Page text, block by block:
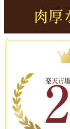
肉厚
楽天市場
2